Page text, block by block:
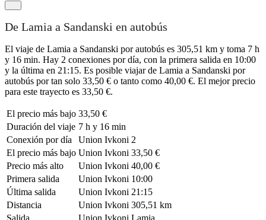
De Lamia a Sandanski en autobús
El viaje de Lamia a Sandanski por autobús es 305,51 km y toma 7 h
y 16 min. Hay 2 conexiones por día, con la primera salida en 10:00
y la última en 21:15. Es posible viajar de Lamia a Sandanski por
autobús por tan solo 33,50 € o tanto como 40,00 €. El mejor precio
para este trayecto es 33,50 €.
El precio más bajo 33,50 €
Duración del viaje 7 h y 16 min
Conexión por día
Union Ivkoni 2
El precio más bajo Union Ivkoni 33,50 €
Precio más alto
Union Ivkoni 40,00 €
Primera salida
Union Ivkoni 10:00
Última salida
Union Ivkoni 21:15
Distancia
Union Ivkoni 305,51 km
Salida
Union Ivkoni Lamia